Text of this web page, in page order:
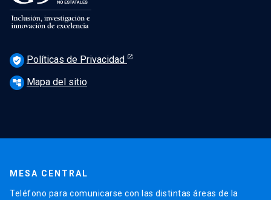
verified_user Políticas de Privacidad
account_tree Mapa del sitio
MESA CENTRAL
Teléfono para comunicarse con las distintas áreas de la